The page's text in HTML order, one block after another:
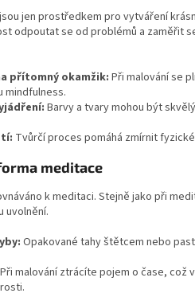
jen prostředkem pro vytváření
odpoutat se od problémů a zaměřit
přítomný okamžik: Při malování se
mindfulness.
Barvy a tvary mohou být
Tvůrčí proces pomáhá zmírnit
meditace
k meditaci. Stejně jako při
uvolnění.
Opakované tahy štětcem nebo
Při malování ztrácíte pojem o čase, což